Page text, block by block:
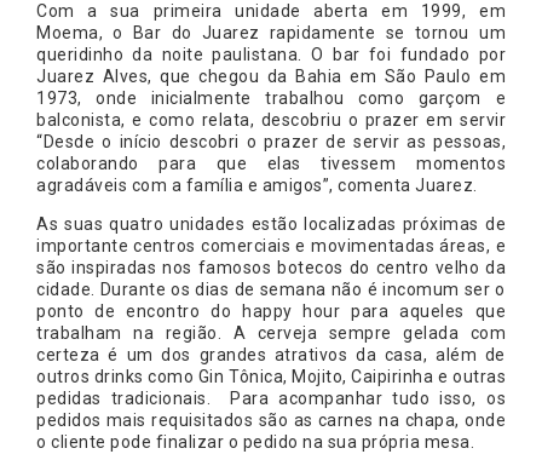
Com a sua primeira unidade aberta em 1999, em
Moema, o Bar do Juarez rapidamente se tornou um
queridinho da noite paulistana. O bar foi fundado por
Juarez Alves, que chegou da Bahia em São Paulo em
1973, onde inicialmente trabalhou como garçom e
balconista, e como relata, descobriu o prazer em servir
“Desde o início descobri o prazer de servir as pessoas,
colaborando para que elas tivessem momentos
agradáveis com a família e amigos”, comenta Juarez.
As suas quatro unidades estão localizadas próximas de
importante centros comerciais e movimentadas áreas, e
são inspiradas nos famosos botecos do centro velho da
cidade. Durante os dias de semana não é incomum ser o
ponto de encontro do happy hour para aqueles que
trabalham na região. A cerveja sempre gelada com
certeza é um dos grandes atrativos da casa, além de
outros drinks como Gin Tônica, Mojito, Caipirinha e outras
pedidas tradicionais. Para acompanhar tudo isso, os
pedidos mais requisitados são as carnes na chapa, onde
o cliente pode finalizar o pedido na sua própria mesa.